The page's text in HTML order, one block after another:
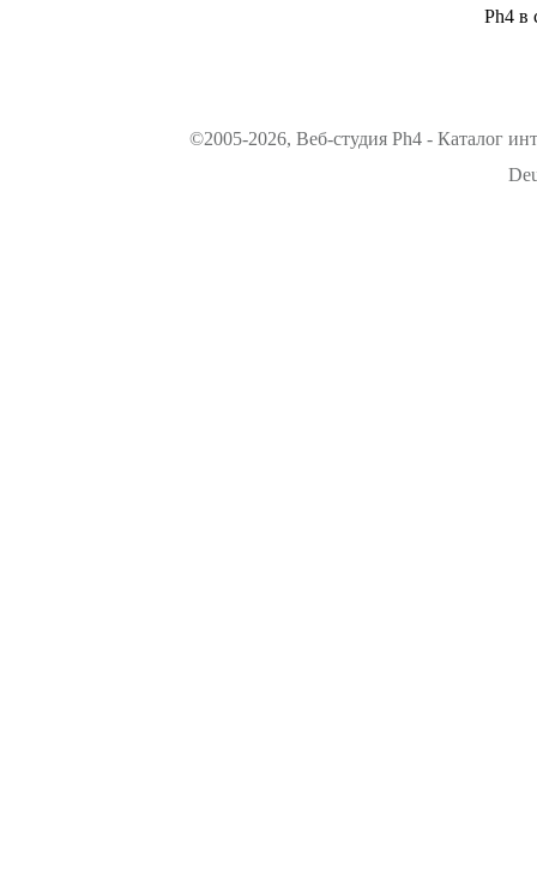
Ph4 в
©2005-2026, Веб-студия Ph4 - Каталог